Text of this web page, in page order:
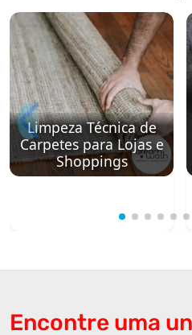
Limpeza Técnica de
Carpetes para Lojas e
Shoppings
Encontre uma